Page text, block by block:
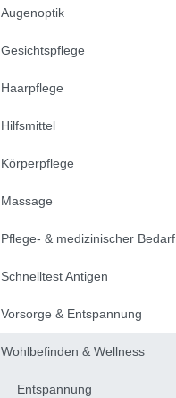
Augenoptik
Gesichtspflege
Haarpflege
Hilfsmittel
Körperpflege
Massage
Pflege- & medizinischer Bedarf
Schnelltest Antigen
Vorsorge & Entspannung
Wohlbefinden & Wellness
Entspannung